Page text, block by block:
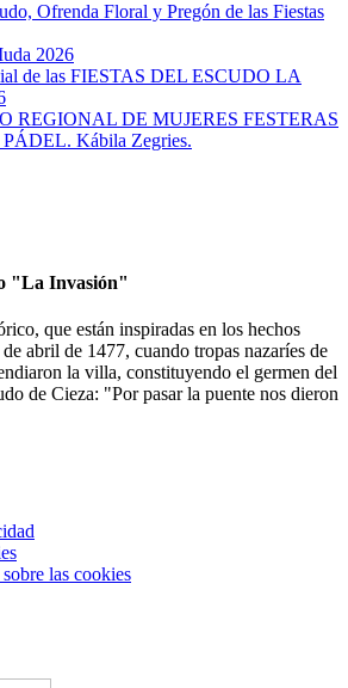
Ofrenda Floral y Pregón de las Fiestas
2026
de las FIESTAS DEL ESCUDO LA
REGIONAL DE MUJERES FESTERAS
Kábila Zegries.
"La Invasión"
que están inspiradas en los hechos
abril de 1477, cuando tropas nazaríes de
la villa, constituyendo el germen del
de Cieza: "Por pasar la puente nos dieron
las cookies